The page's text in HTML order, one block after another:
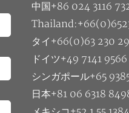
中国+86 024 3116
タイ+66(0)63 230
ドイツ+49 7141
シンガポール+65
日本+81 06 6318